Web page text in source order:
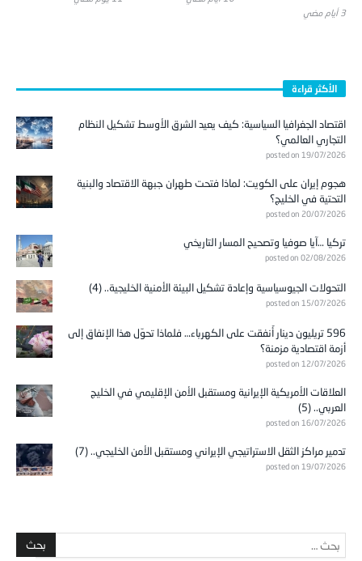
3 أيام ‎مضي
الأكثر قراءة
اقتصاد الجغرافيا السياسية: كيف يعيد الشرق الأوسط تشكيل النظام
التجاري العالمي؟
posted on 19/07/2026
هجوم إيران على الكويت: لماذا فتحت طهران جبهة الاقتصاد والبنية
التحتية في الخليج؟
posted on 20/07/2026
تركيا …آيا صوفيا وتصحيح المسار التاريخي
posted on 02/08/2026
التحولات الجيوسياسية وإعادة تشكيل البيئة الأمنية الخليجية.. (4)
posted on 15/07/2026
596 تريليون دينار أُنفقت على الكهرباء… فلماذا تحوّل هذا الإنفاق إلى
أزمة اقتصادية مزمنة؟
posted on 12/07/2026
العلاقات الأمريكية الإيرانية ومستقبل الأمن الإقليمي في الخليج
العربي.. (5)
posted on 16/07/2026
تدمير مراكز الثقل الاستراتيجي الإيراني ومستقبل الأمن الخليجي.. (7)
posted on 19/07/2026